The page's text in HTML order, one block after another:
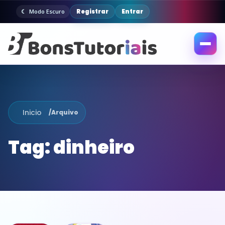
Modo Escuro Registrar Entrar
Abrir
Inicio /Arquivo
Tag:dinheiro